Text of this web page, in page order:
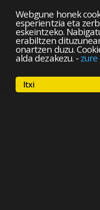
Webgune honek
esperientzia eta
eskeintzeko.
erabiltzen
onartzen duzu.
alda dezakezu.-
Itxi